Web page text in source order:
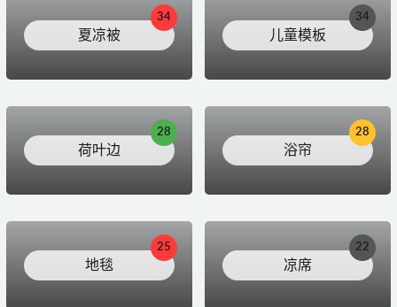
夏凉被
34
儿童模板
34
荷叶边
28
浴帘
28
地毯
25
凉席
22